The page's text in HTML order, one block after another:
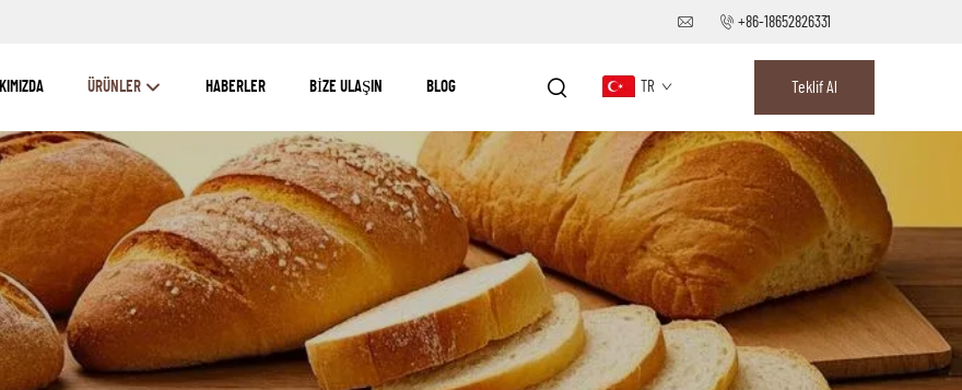
+86-18652826331
ÜRÜNLER HABERLER BIZE ULAŞIN BLOG TR Teklif Al